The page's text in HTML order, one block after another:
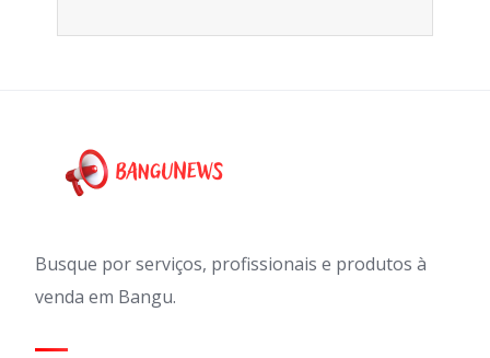
Busque por serviços, profissionais e produtos à
venda em Bangu.